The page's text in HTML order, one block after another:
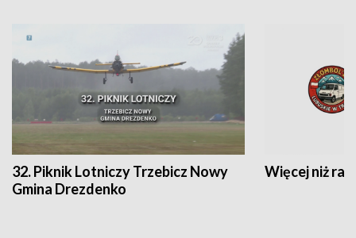
32. Piknik Lotniczy Trzebicz Nowy
Gmina Drezdenko
Więcej niż rajd